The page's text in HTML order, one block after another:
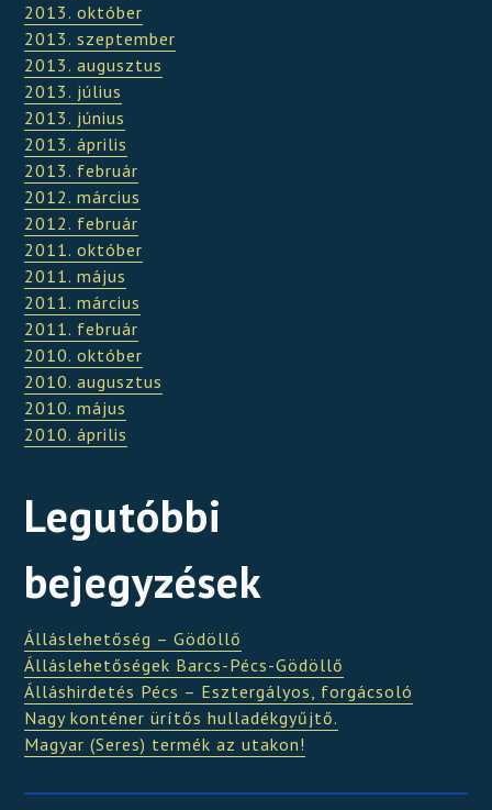
2013. október
2013. szeptember
2013. augusztus
2013. július
2013. június
2013. április
2013. február
2012. március
2012. február
2011. október
2011. május
2011. március
2011. február
2010. október
2010. augusztus
2010. május
2010. április
Legutóbbi
bejegyzések
Álláslehetőség – Gödöllő
Álláslehetőségek Barcs-Pécs-Gödöllő
Álláshirdetés Pécs – Esztergályos, forgácsoló
Nagy konténer ürítős hulladékgyűjtő.
Magyar (Seres) termék az utakon!